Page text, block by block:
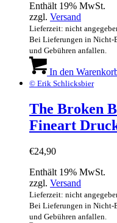
Enthält 19% MwSt.
zzgl. Versand
Lieferzeit: nicht
Bei Lieferungen in Nicht-
und Gebühren anfallen.
In den
© Erik Schlicksbier
The Broken
Fineart
€24,90
Enthält 19% MwSt.
zzgl. Versand
Lieferzeit: nicht
Bei Lieferungen in Nicht-
und Gebühren anfallen.